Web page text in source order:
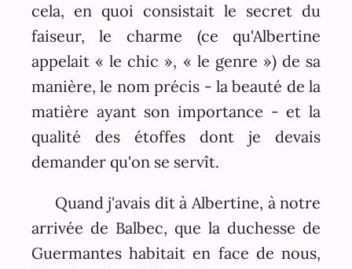
cela, en quoi consistait le secret du
faiseur, le charme (ce qu'Albertine
appelait « le chic », « le genre ») de sa
manière, le nom précis - la beauté de la
matière ayant son importance - et la
qualité des étoffes dont je devais
demander qu'on se servît.
Quand j'avais dit à Albertine, à notre
arrivée de Balbec, que la duchesse de
Guermantes habitait en face de nous,